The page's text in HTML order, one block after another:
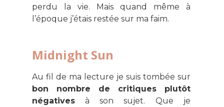
perdu la vie. Mais quand même à
l’époque j’étais restée sur ma faim.
Midnight Sun
Au fil de ma lecture je suis tombée sur
bon nombre de critiques plutôt
négatives à son sujet. Que je